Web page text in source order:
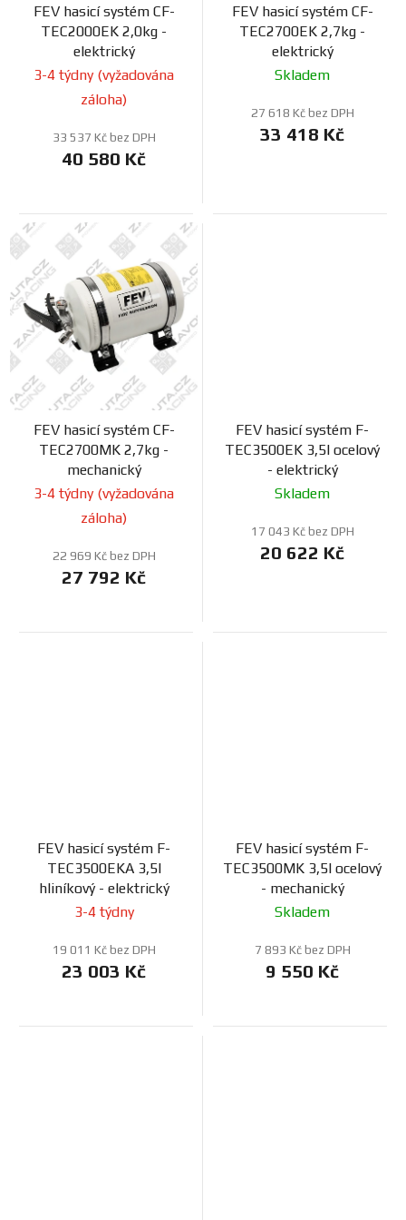
FEV hasicí systém CF-
TEC2000EK 2,0kg -
elektrický
3-4 týdny (vyžadována
záloha)
33 537 Kč bez DPH
40 580 Kč
FEV hasicí systém CF-
TEC2700EK 2,7kg -
elektrický
Skladem
27 618 Kč bez DPH
33 418 Kč
FEV hasicí systém CF-
TEC2700MK 2,7kg -
mechanický
3-4 týdny (vyžadována
záloha)
22 969 Kč bez DPH
27 792 Kč
FEV hasicí systém F-
TEC3500EK 3,5l ocelový
- elektrický
Skladem
17 043 Kč bez DPH
20 622 Kč
FEV hasicí systém F-
TEC3500EKA 3,5l
hliníkový - elektrický
3-4 týdny
19 011 Kč bez DPH
23 003 Kč
FEV hasicí systém F-
TEC3500MK 3,5l ocelový
- mechanický
Skladem
7 893 Kč bez DPH
9 550 Kč